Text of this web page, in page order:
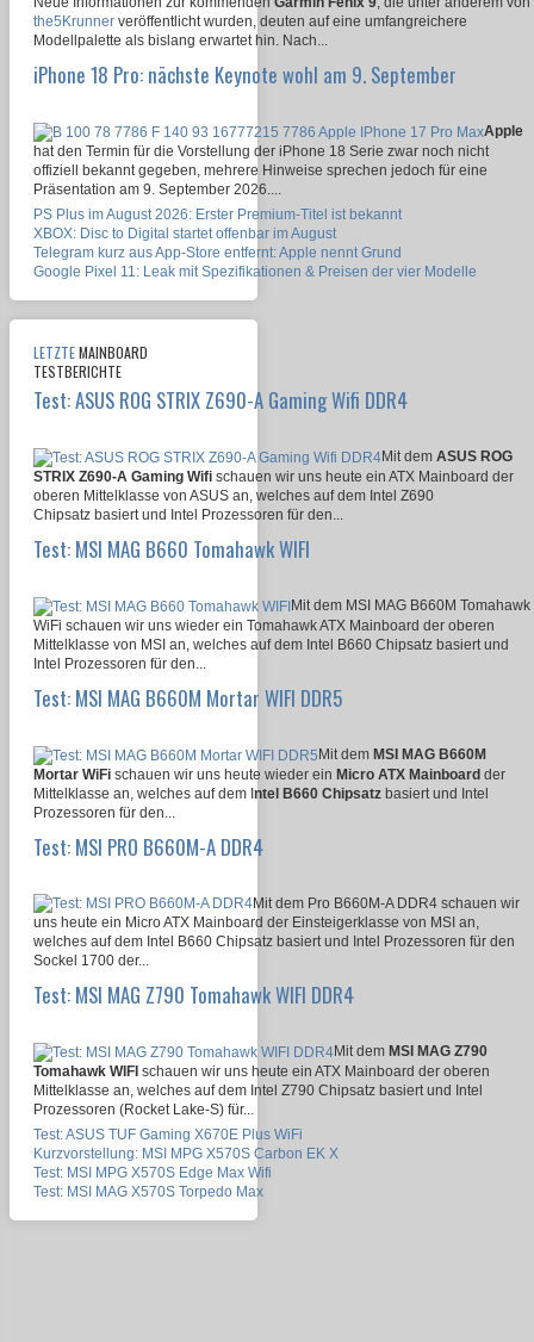
the5Krunner veröffentlicht wurden, deuten auf eine umfangreichere
Modellpalette als bislang erwartet hin. Nach...
iPhone 18 Pro: nächste Keynote wohl am 9. September
Apple
hat den Termin für die Vorstellung der iPhone 18 Serie zwar noch nicht
offiziell bekannt gegeben, mehrere Hinweise sprechen jedoch für eine
Präsentation am 9. September 2026....
PS Plus im August 2026: Erster Premium-Titel ist bekannt
XBOX: Disc to Digital startet offenbar im August
Telegram kurz aus App-Store entfernt: Apple nennt Grund
Google Pixel 11: Leak mit Spezifikationen & Preisen der vier Modelle
LETZTEMAINBOARD
TESTBERICHTE
Test: ASUS ROG STRIX Z690-A Gaming Wifi DDR4
Mit dem ASUS ROG
STRIX Z690-A Gaming Wifi schauen wir uns heute ein ATX Mainboard der
oberen Mittelklasse von ASUS an, welches auf dem Intel Z690
Chipsatz basiert und Intel Prozessoren für den...
Test: MSI MAG B660 Tomahawk WIFI
Mit dem MSI MAG B660M Tomahawk
WiFi schauen wir uns wieder ein Tomahawk ATX Mainboard der oberen
Mittelklasse von MSI an, welches auf dem Intel B660 Chipsatz basiert und
Intel Prozessoren für den...
Test: MSI MAG B660M Mortar WIFI DDR5
Mit dem MSI MAG B660M
Mortar WiFi schauen wir uns heute wieder ein Micro ATX Mainboard der
Mittelklasse an, welches auf dem Intel B660 Chipsatz basiert und Intel
Prozessoren für den...
Test: MSI PRO B660M-A DDR4
Mit dem Pro B660M-A DDR4 schauen wir
uns heute ein Micro ATX Mainboard der Einsteigerklasse von MSI an,
welches auf dem Intel B660 Chipsatz basiert und Intel Prozessoren für den
Sockel 1700 der...
Test: MSI MAG Z790 Tomahawk WIFI DDR4
Mit dem MSI MAG Z790
Tomahawk WIFI schauen wir uns heute ein ATX Mainboard der oberen
Mittelklasse an, welches auf dem Intel Z790 Chipsatz basiert und Intel
Prozessoren (Rocket Lake-S) für...
Test: ASUS TUF Gaming X670E Plus WiFi
Kurzvorstellung: MSI MPG X570S Carbon EK X
Test: MSI MPG X570S Edge Max Wifi
Test: MSI MAG X570S Torpedo Max